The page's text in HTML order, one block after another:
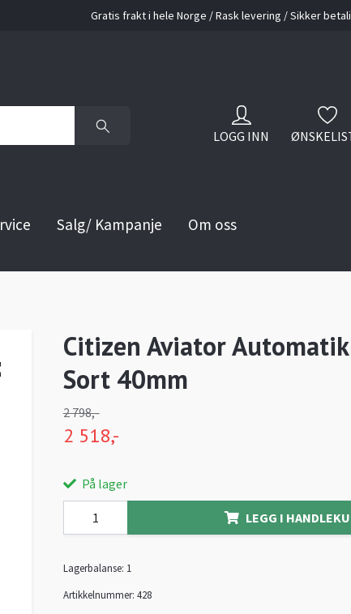
Gratis frakt i hele Norge / Rask levering / Sikker
LOGG INN
Salg/ Kampanje Om oss
Citizen Aviator
Sort 40mm
2 798,-
2 518,-
På lager
LEGG I
Lagerbalanse: 1
Artikkelnummer: 428